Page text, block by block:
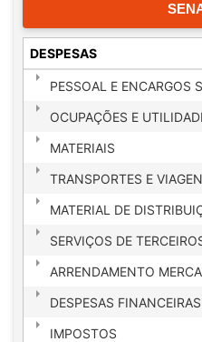
DESPESAS
PESSOAL E ENCARGOS
OCUPAÇÕES E
MATERIAIS
TRANSPORTES E
MATERIAL DE
SERVIÇOS DE
ARRENDAMENTO
DESPESAS FINANCEIRAS
IMPOSTOS